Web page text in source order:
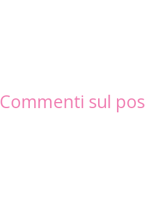
Commenti sul